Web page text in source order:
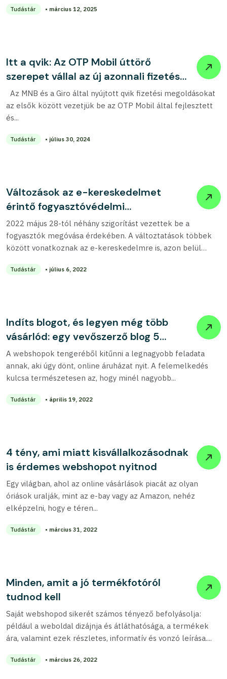
Tudástár • március 12, 2025
Itt a qvik: Az OTP Mobil úttörő
szerepet vállal az új azonnali fizetési
megoldások bevezetésében
Az MNB és a Giro által nyújtott qvik fizetési megoldásokat
az elsők között vezetjük be az OTP Mobil által fejlesztett
és...
Tudástár • július 30, 2024
Változások az e-kereskedelmet
érintő fogyasztóvédelmi
szabályokban
2022 május 28-tól néhány szigorítást vezettek be a
fogyasztók megóvása érdekében. A változtatások többek
között vonatkoznak az e-kereskedelmre is, azon belül
Tudástár • július 6, 2022
Indíts blogot, és legyen még több
vásárlód: egy vevőszerző blog 5
alappillére
A webshopok tengeréből kitűnni a legnagyobb feladata
annak, aki úgy dönt, online áruházat nyit. A felemelkedés
kulcsa természetesen az, hogy minél nagyobb...
Tudástár • április 19, 2022
4 tény, ami miatt kisvállalkozásodnak
is érdemes webshopot nyitnod
Egy világban, ahol az online vásárlások piacát az olyan
óriások uralják, mint az e-bay vagy az Amazon, nehéz
elképzelni, hogy e téren...
Tudástár • március 31, 2022
Minden, amit a jó termékfotóról
tudnod kell
Saját webshopod sikerét számos tényező befolyásolja:
például a weboldal dizájnja és átláthatósága, a termékek
ára, valamint ezek részletes, informatív és vonzó leírása....
Tudástár • március 26, 2022